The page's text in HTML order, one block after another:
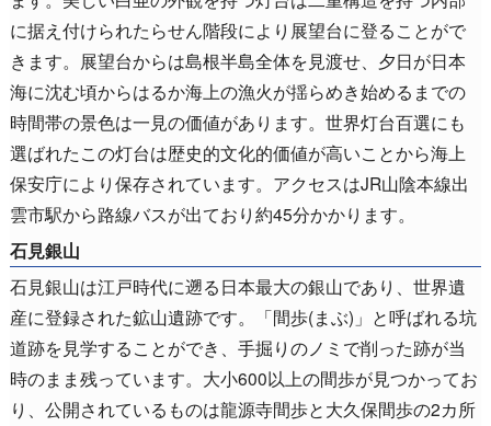
に据え付けられたらせん階段により展望台に登ることがで
きます。展望台からは島根半島全体を見渡せ、夕日が日本
海に沈む頃からはるか海上の漁火が揺らめき始めるまでの
時間帯の景色は一見の価値があります。世界灯台百選にも
選ばれたこの灯台は歴史的文化的価値が高いことから海上
保安庁により保存されています。アクセスはJR山陰本線出
雲市駅から路線バスが出ており約45分かかります。
石見銀山
石見銀山は江戸時代に遡る日本最大の銀山であり、世界遺
産に登録された鉱山遺跡です。「間歩(まぶ)」と呼ばれる坑
道跡を見学することができ、手掘りのノミで削った跡が当
時のまま残っています。大小600以上の間歩が見つかってお
り、公開されているものは龍源寺間歩と大久保間歩の2カ所